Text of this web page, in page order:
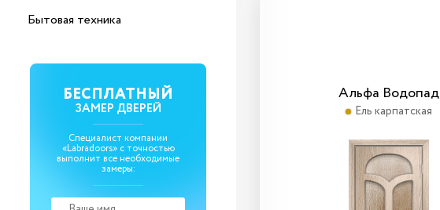
Бытовая техника
БЕСПЛАТНЫЙ
ЗАМЕР ДВЕРЕЙ
Специалист компании
«Labradoors» с точностью
выполнит все необходимые
замеры:
Браво-0.81
Cream Pro
Альфа Водопад
Ель карпатская